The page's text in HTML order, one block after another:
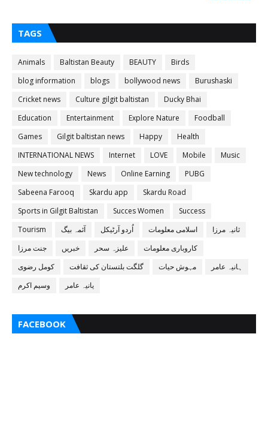
TAGS
Animals Baltistan Beauty BEAUTY
Birds
blog information
blogs bollywood news
Burushaski
Cricket news
Culture gilgit baltistan
Ducky Bhai
Education
Entertainment Explore Nature
Foodball
Games
Gilgit baltistan news Happy
Health
INTERNATIONAL NEWS
Internet LOVE Mobile
Music
New technology
News Online Earning
PUBG
Sabeena Farooq
Skardu app
Skardu Road
Sports in Gilgit Baltistan
Succes Women
Success
Tourism
آئمہ بیگ اُردو آرٹیکل اسلامی معلومات
ثانیہ مرزا
جنت مرزا
خبریں علیزہ سحر
کاروباری معلومات
کومل رضوی
گلگت بلتستان کی ثقافت مہوش حیات
ہانیہ عامر
وسیم اکرم
یانیہ عامر
FACEBOOK